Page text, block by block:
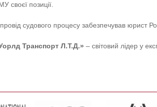
своєї позиції.
судового процесу забезпечував юрист
Транспорт Л.Т.Д.» – світовий лідер у